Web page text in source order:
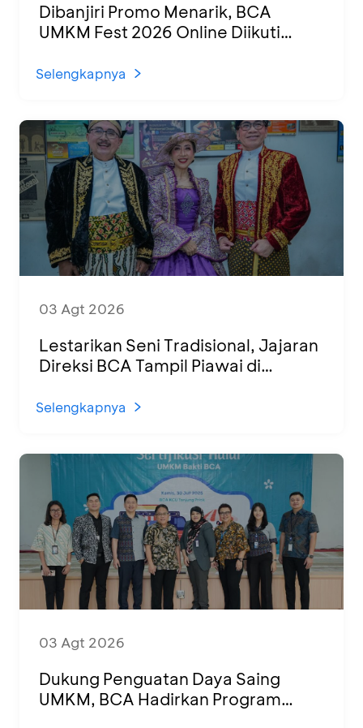
Dibanjiri Promo Menarik, BCA
UMKM Fest 2026 Online Diikuti
Selengkapnya
03 Agt 2026
Lestarikan Seni Tradisional, Jajaran
Direksi BCA Tampil Piawai di
Selengkapnya
03 Agt 2026
Dukung Penguatan Daya Saing
UMKM, BCA Hadirkan Program